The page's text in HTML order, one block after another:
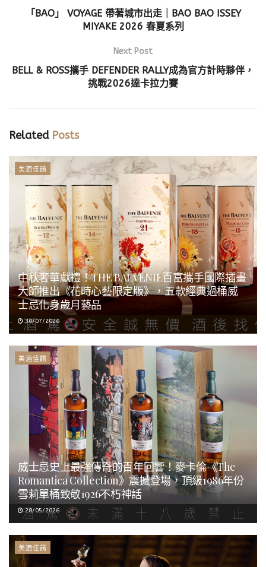
「BAO」 VOYAGE 帶著城市出走｜BAO BAO ISSEY
MIYAKE 2026 春夏系列
Next Post
BELL & ROSS攜手 DEFENDER RALLY成為官方計時夥伴，
挑戰2026達卡拉力賽
RelatedPosts
美酒佳餚
中秋奢華獻禮！THE BALVENIE百富攜手國際插畫
大師推出《花時心藝限定版》，五款經典過桶威
士忌化身歲月藝品
30/07/2026
美酒佳餚
威士忌史上最強傳奇的百年回響！麥卡倫《The
Romantica Collection》震撼登場，頂級1986年份
雪莉單桶致敬1926不朽神話
28/05/2026
美酒佳餚